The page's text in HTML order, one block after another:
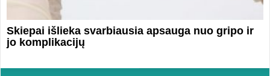
Skiepai išlieka svarbiausia apsauga nuo gripo ir
jo komplikacijų